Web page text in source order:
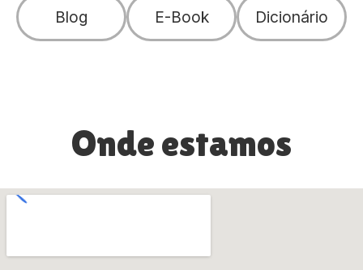
Blog E-Book Dicionário
Onde estamos